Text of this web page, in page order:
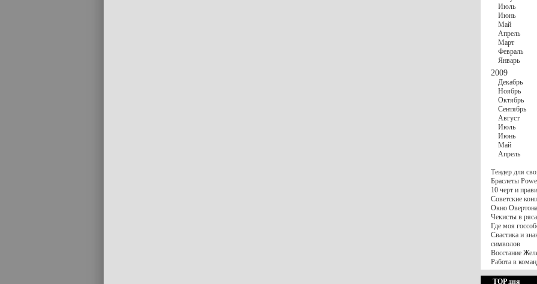
Июль
Июнь
Май
Апрель
Март
Февраль
Январь
2009
Декабрь
Ноябрь
Октябрь
Сентябрь
Август
Июль
Июнь
Май
Апрель
Тендер для
Браслеты
10 черт и
Советские
Окно
Чекисты в
Где моя
Свастика и
символов
Восстание
Работа в
TOP дня